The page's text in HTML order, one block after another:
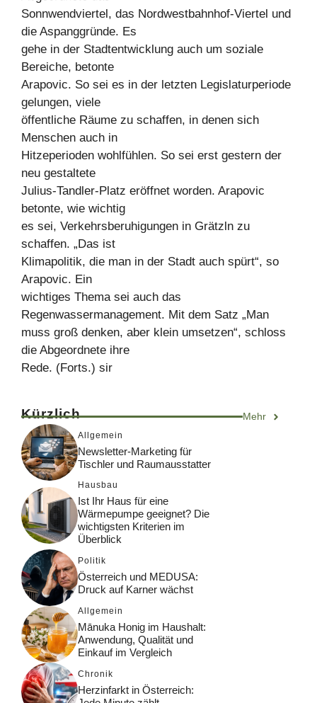
Sonnwendviertel, das Nordwestbahnhof-Viertel und
die Aspanggründe. Es
gehe in der Stadtentwicklung auch um soziale
Bereiche, betonte
Arapovic. So sei es in der letzten Legislaturperiode
gelungen, viele
öffentliche Räume zu schaffen, in denen sich
Menschen auch in
Hitzeperioden wohlfühlen. So sei erst gestern der
neu gestaltete
Julius-Tandler-Platz eröffnet worden. Arapovic
betonte, wie wichtig
es sei, Verkehrsberuhigungen in Grätzln zu
schaffen. „Das ist
Klimapolitik, die man in der Stadt auch spürt“, so
Arapovic. Ein
wichtiges Thema sei auch das
Regenwassermanagement. Mit dem Satz „Man
muss groß denken, aber klein umsetzen“, schloss
die Abgeordnete ihre
Rede. (Forts.) sir
Kürzlich Mehr
Allgemein
Newsletter-Marketing für
Tischler und Raumausstatter
Hausbau
Ist Ihr Haus für eine
Wärmepumpe geeignet? Die
wichtigsten Kriterien im
Überblick
Politik
Österreich und MEDUSA:
Druck auf Karner wächst
Allgemein
Mānuka Honig im Haushalt:
Anwendung, Qualität und
Einkauf im Vergleich
Chronik
Herzinfarkt in Österreich: